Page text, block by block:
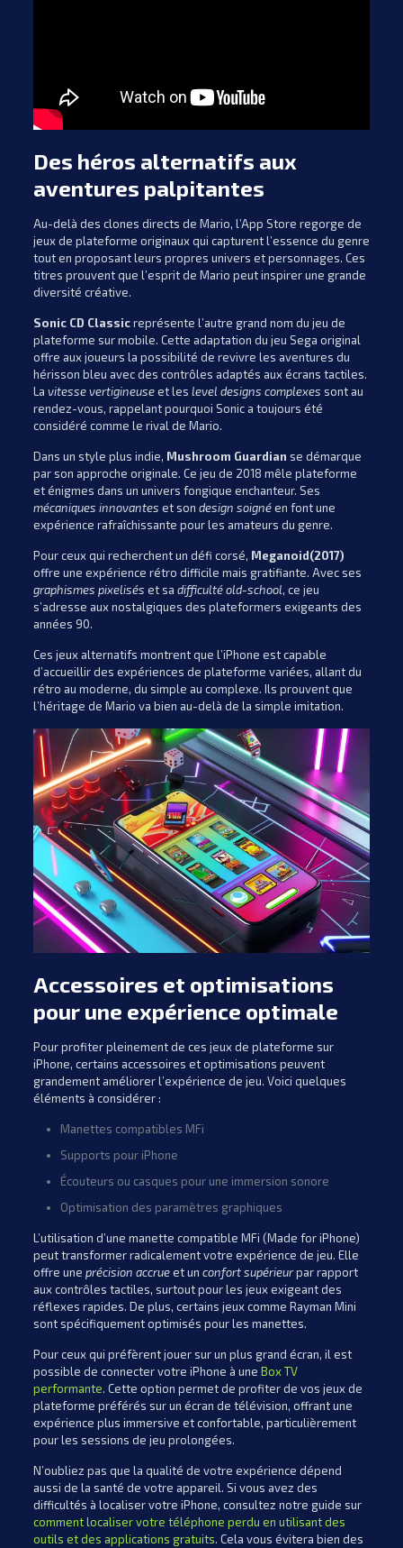
Des héros alternatifs aux
aventures palpitantes
Au-delà des clones directs de Mario, l’App Store regorge de
jeux de plateforme originaux qui capturent l’essence du genre
tout en proposant leurs propres univers et personnages. Ces
titres prouvent que l’esprit de Mario peut inspirer une grande
diversité créative.
Sonic CD Classicreprésente l’autre grand nom du jeu de
plateforme sur mobile. Cette adaptation du jeu Sega original
offre aux joueurs la possibilité de revivre les aventures du
hérisson bleu avec des contrôles adaptés aux écrans tactiles.
La vitesse vertigineuseet les level designs complexes sont au
rendez-vous, rappelant pourquoi Sonic a toujours été
considéré comme le rival de Mario.
Dans un style plus indie, Mushroom Guardian se démarque
par son approche originale. Ce jeu de 2018 mêle plateforme
et énigmes dans un univers fongique enchanteur. Ses
mécaniques innovantes et son design soignéen font une
expérience rafraîchissante pour les amateurs du genre.
Pour ceux qui recherchent un défi corsé, Meganoid(2017)
offre une expérience rétro difficile mais gratifiante. Avec ses
graphismes pixelisés et sa difficulté old-school, ce jeu
s’adresse aux nostalgiques des plateformers exigeants des
années 90.
Ces jeux alternatifs montrent que l’iPhone est capable
d’accueillir des expériences de plateforme variées, allant du
rétro au moderne, du simple au complexe. Ils prouvent que
l’héritage de Mario va bien au-delà de la simple imitation.
Accessoires et optimisations
pour une expérience optimale
Pour profiter pleinement de ces jeux de plateforme sur
iPhone, certains accessoires et optimisations peuvent
grandement améliorer l’expérience de jeu. Voici quelques
éléments à considérer :
Manettes compatibles MFi
Supports pour iPhone
Écouteurs ou casques pour une immersion sonore
Optimisation des paramètres graphiques
L’utilisation d’une manette compatible MFi (Made for iPhone)
peut transformer radicalement votre expérience de jeu. Elle
offre une précision accrueet un confort supérieurpar rapport
aux contrôles tactiles, surtout pour les jeux exigeant des
réflexes rapides. De plus, certains jeux comme Rayman Mini
sont spécifiquement optimisés pour les manettes.
Pour ceux qui préfèrent jouer sur un plus grand écran, il est
possible de connecter votre iPhone à une Box TV
performante. Cette option permet de profiter de vos jeux de
plateforme préférés sur un écran de télévision, offrant une
expérience plus immersive et confortable, particulièrement
pour les sessions de jeu prolongées.
N’oubliez pas que la qualité de votre expérience dépend
aussi de la santé de votre appareil. Si vous avez des
difficultés à localiser votre iPhone, consultez notre guide sur
comment localiser votre téléphone perdu en utilisant des
outils et des applications gratuits. Cela vous évitera bien des